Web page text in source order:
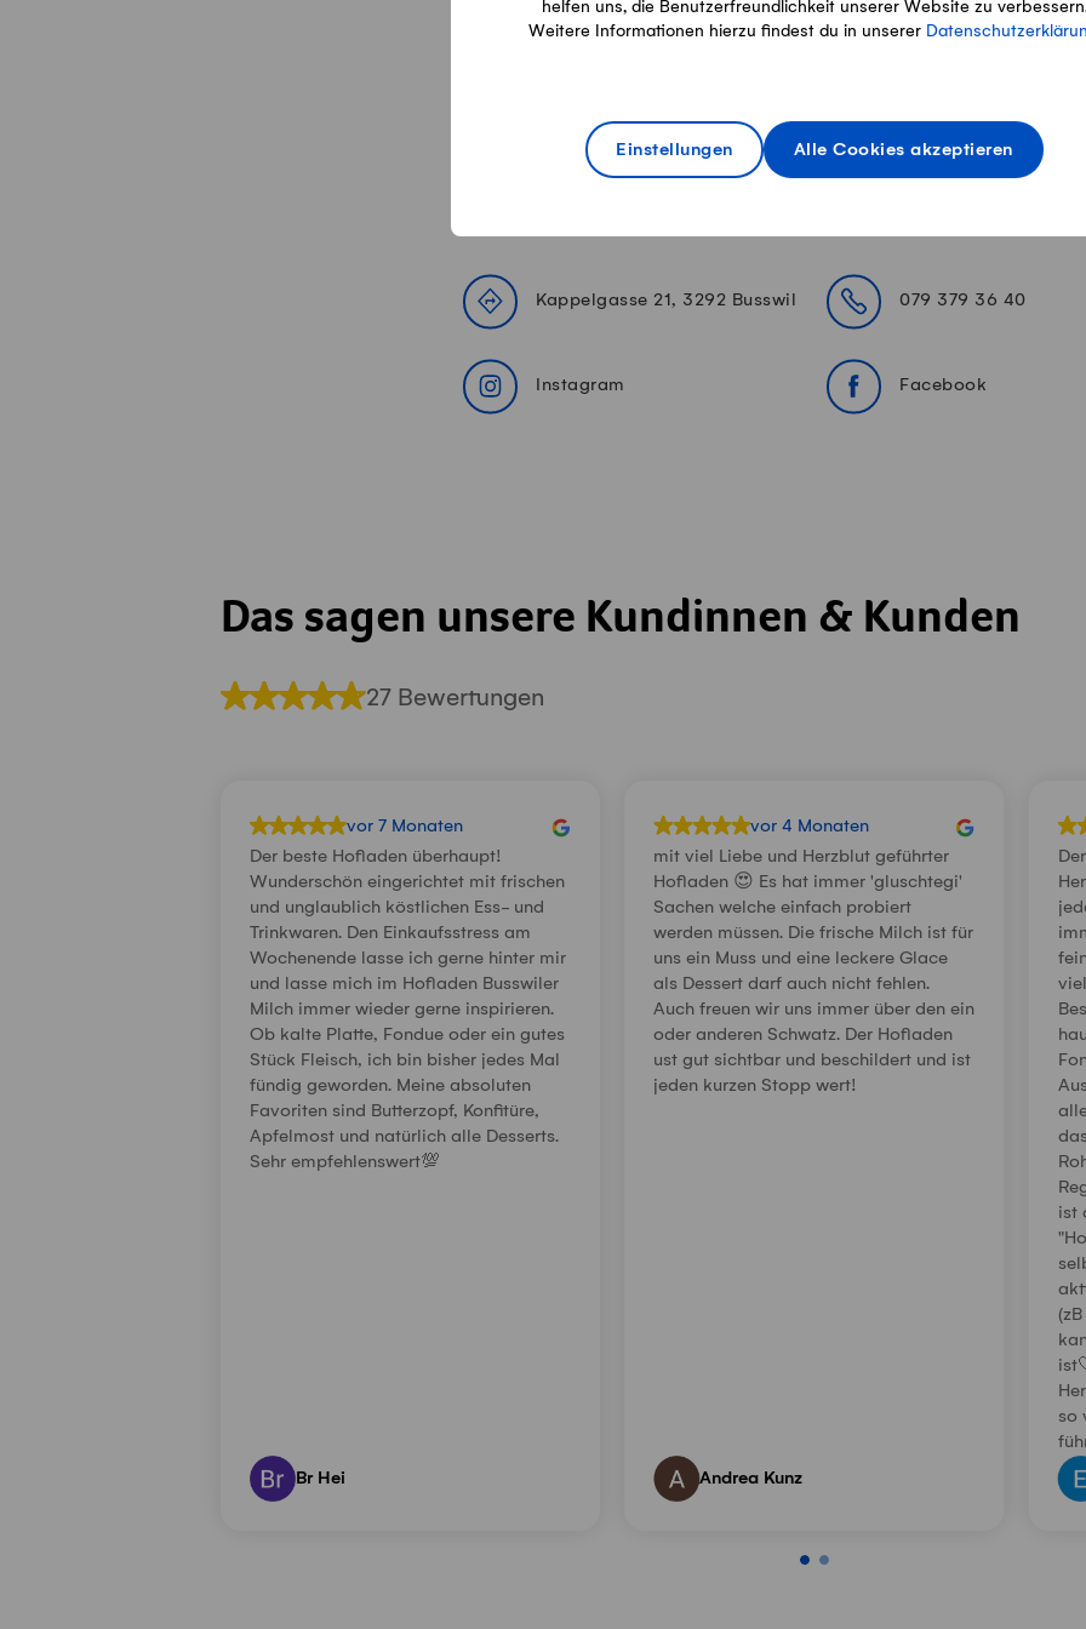
helfen uns, die Benutzerfreundlichkeit unserer Website zu
Weitere Informationen hierzu findest du in unserer
Einstellungen Alle Cookies akzeptieren
Kappelgasse 21, 3292 Busswil 079 379 36 40
Instagram Facebook
Das sagen unsere Kundinnen & Kunden
27 Bewertungen
vor 7 Monaten
Der beste Hofladen überhaupt!
Wunderschön eingerichtet mit frischen
und unglaublich köstlichen Ess- und
Trinkwaren. Den Einkaufsstress am
Wochenende lasse ich gerne hinter mir
und lasse mich im Hofladen Busswiler
Milch immer wieder gerne inspirieren.
Ob kalte Platte, Fondue oder ein gutes
Stück Fleisch, ich bin bisher jedes Mal
fündig geworden. Meine absoluten
Favoriten sind Butterzopf, Konfitüre,
Apfelmost und natürlich alle Desserts.
Sehr empfehlenswert💯
Br Hei
vor 4 Monaten
mit viel Liebe und Herzblut geführter
Hofladen 😍 Es hat immer 'gluschtegi'
Sachen welche einfach probiert
werden müssen. Die frische Milch ist für
uns ein Muss und eine leckere Glace
als Dessert darf auch nicht fehlen.
Auch freuen wir uns immer über den ein
oder anderen Schwatz. Der Hofladen
ust gut sichtbar und beschildert und ist
jeden kurzen Stopp wert!
Andrea Kunz
ist
so